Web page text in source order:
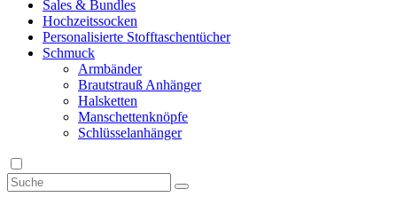
Sales & Bundles
Hochzeitssocken
Personalisierte Stofftaschentücher
Schmuck
Armbänder
Brautstrauß Anhänger
Halsketten
Manschettenknöpfe
Schlüsselanhänger